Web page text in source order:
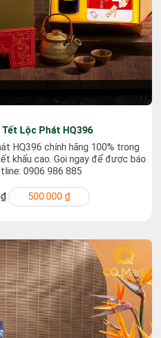
Tết Lộc Phát HQ396
HQ396 chính hãng 100% trong
khấu cao. Gọi ngay để được báo
0906 986 885
500.000 ₫